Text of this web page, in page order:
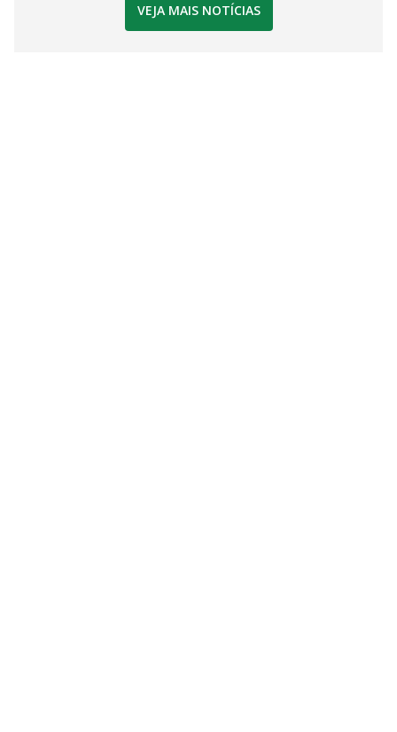
VEJA MAIS NOTÍCIAS